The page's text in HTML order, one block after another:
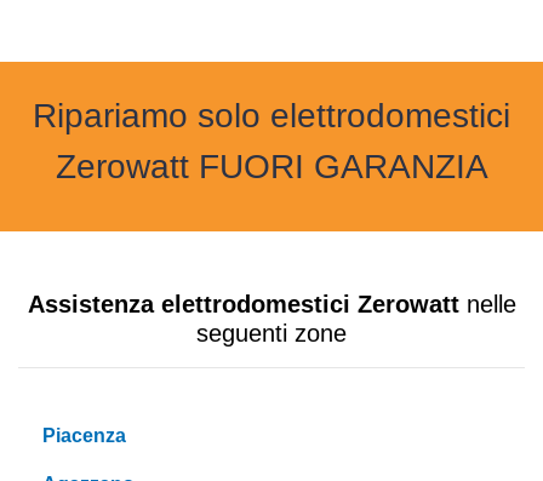
Ripariamo solo elettrodomestici
Zerowatt FUORI GARANZIA
Assistenza elettrodomestici Zerowattnelle
seguenti zone
Piacenza